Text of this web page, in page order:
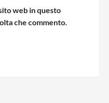
web in questo
che commento.